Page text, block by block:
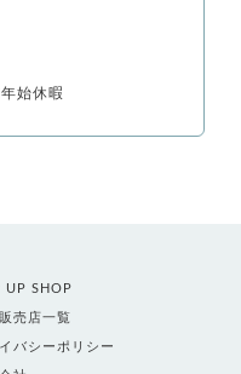
始休暇
UP SHOP
売店一覧
バシーポリシー